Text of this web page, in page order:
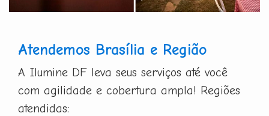
Atendemos Brasília e Região
A Ilumine DF leva seus serviços até você
com agilidade e cobertura ampla! Regiões
atendidas: